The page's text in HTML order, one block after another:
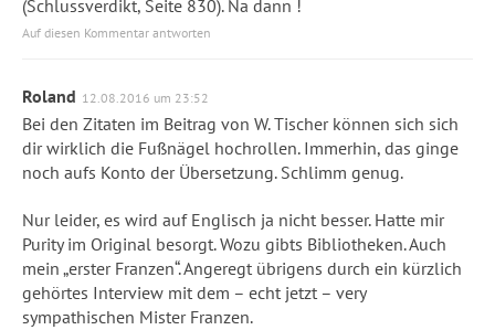
(Schlussverdikt, Seite 830). Na dann !
Auf diesen Kommentar antworten
Roland 12.08.2016 um 23:52
Bei den Zitaten im Beitrag von W. Tischer können sich sich
dir wirklich die Fußnägel hochrollen. Immerhin, das ginge
noch aufs Konto der Übersetzung. Schlimm genug.
Nur leider, es wird auf Englisch ja nicht besser. Hatte mir
Purity im Original besorgt. Wozu gibts Bibliotheken. Auch
mein „erster Franzen“. Angeregt übrigens durch ein kürzlich
gehörtes Interview mit dem – echt jetzt – very
sympathischen Mister Franzen.